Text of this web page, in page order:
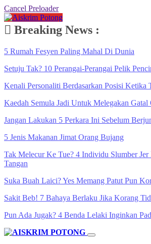
Cancel Preloader
Breaking News :
5 Rumah Fesyen Paling Mahal Di Dunia
Setuju Tak? 10 Perangai-Perangai Pelik
Kenali Personaliti Berdasarkan Posisi Ketika
Kaedah Semula Jadi Untuk Melegakan
Jangan Lakukan 5 Perkara Ini Sebelum
5 Jenis Makanan Jimat Orang Bujang
Tak Melecur Ke Tue? 4 Individu Slumber Jer
Tangan
Suka Buah Laici? Yes Memang Patut Pun
Sakit Beb! 7 Bahaya Berlaku Jika Korang
Pun Ada Jugak? 4 Benda Lelaki Inginkan